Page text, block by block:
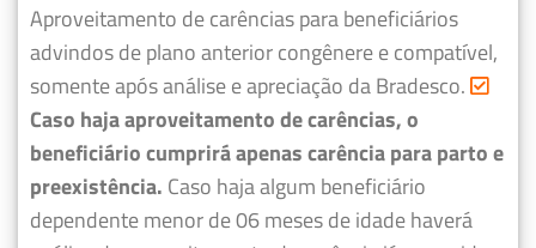
Aproveitamento de carências para beneficiários
advindos de plano anterior congênere e compatível,
somente após análise e apreciação da Bradesco.
Caso haja aproveitamento de carências, o
beneficiário cumprirá apenas carência para parto e
preexistência. Caso haja algum beneficiário
dependente menor de 06 meses de idade haverá